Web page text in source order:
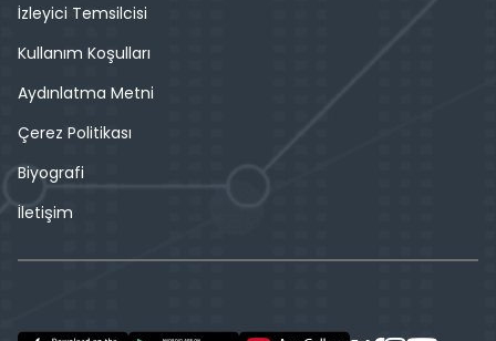
İzleyici Temsilcisi
Kullanım Koşulları
Aydınlatma Metni
Çerez Politikası
Biyografi
İletişim